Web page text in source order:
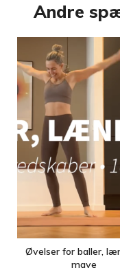
Andre
Øvelser for baller,
mave